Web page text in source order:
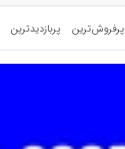
پرفروش‌ترین پربازدیدترین